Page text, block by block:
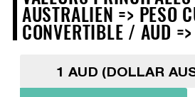
AUSTRALIEN => PESO
CONVERTIBLE / AUD
1 AUD (DOLLAR